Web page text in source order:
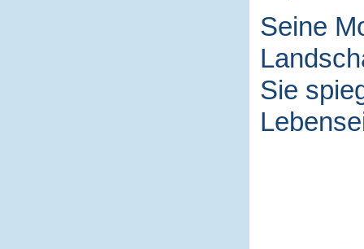
Seine
Sie